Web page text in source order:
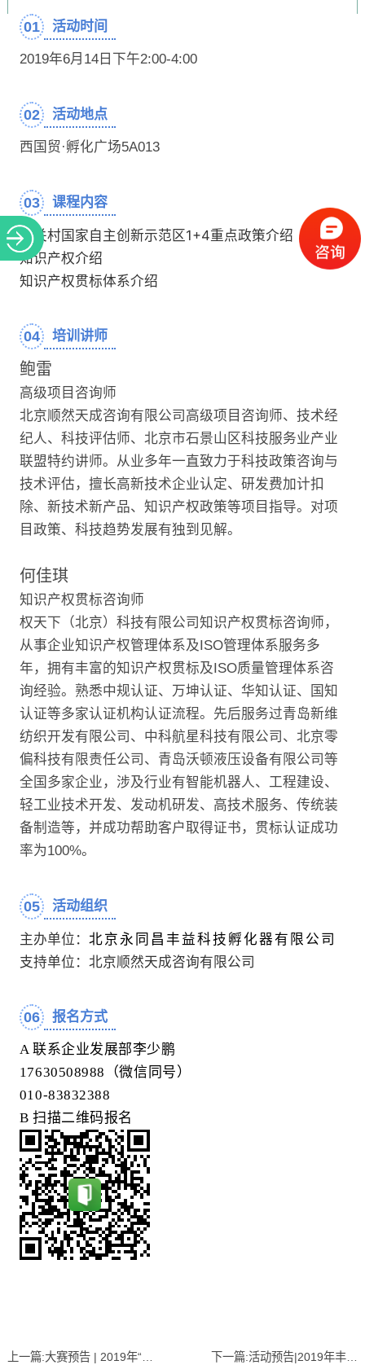
01 活动时间
2019年6月14日下午2:00-4:00
02 活动地点
西国贸·孵化广场5A013
03 课程内容
中关村国家自主创新示范区1+4重点政策介绍
知识产权介绍
知识产权贯标体系介绍
04 培训讲师
鲍雷
高级项目咨询师
北京顺然天成咨询有限公司高级项目咨询师、技术经
纪人、科技评估师、北京市石景山区科技服务业产业
联盟特约讲师。从业多年一直致力于科技政策咨询与
技术评估，擅长高新技术企业认定、研发费加计扣
除、新技术新产品、知识产权政策等项目指导。对项
目政策、科技趋势发展有独到见解。
何佳琪
知识产权贯标咨询师
权天下（北京）科技有限公司知识产权贯标咨询师，
从事企业知识产权管理体系及ISO管理体系服务多
年，拥有丰富的知识产权贯标及ISO质量管理体系咨
询经验。熟悉中规认证、万坤认证、华知认证、国知
认证等多家认证机构认证流程。先后服务过青岛新维
纺织开发有限公司、中科航星科技有限公司、北京零
偏科技有限责任公司、青岛沃顿液压设备有限公司等
全国多家企业，涉及行业有智能机器人、工程建设、
轻工业技术开发、发动机研发、高技术服务、传统装
备制造等，并成功帮助客户取得证书，贯标认证成功
率为100%。
05 活动组织
主办单位： 北京永同昌丰益科技孵化器有限公司
支持单位：北京顺然天成咨询有限公司
06 报名方式
A 联系企业发展部李少鹏
17630508988（微信同号）
010-83832388
B扫描二维码报名
上一篇: 下一篇: 活动预告|2019年丰台区科技周分会场活动—第二届科普达人挑战赛